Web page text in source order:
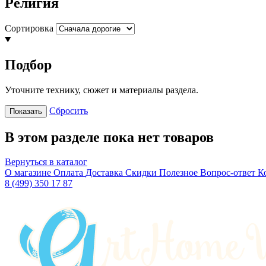
Сортировка
Подбор
Уточните технику, сюжет и материалы раздела.
Показать Сбросить
В этом разделе пока нет товаров
Вернуться в каталог
О магазине Оплата Доставка Скидки Полезное Вопрос-ответ
8 (499) 350 17 87